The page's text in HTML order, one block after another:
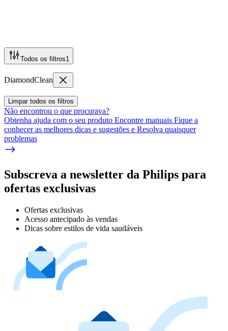
Todos os filtros1
DiamondClean
Limpar todos os filtros
Não encontrou o que procurava?
Obtenha ajuda com o seu produto Encontre manuais Fique a
conhecer as melhores dicas e sugestões e Resolva quaisquer
problemas
Subscreva a newsletter da Philips para
ofertas exclusivas
Ofertas exclusivas
Acesso antecipado às vendas
Dicas sobre estilos de vida saudáveis